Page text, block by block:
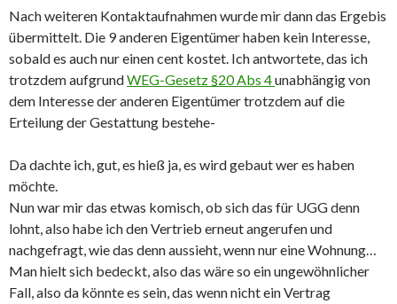
Nach weiteren Kontaktaufnahmen wurde mir dann das Ergebis
übermittelt. Die 9 anderen Eigentümer haben kein Interesse,
sobald es auch nur einen cent kostet. Ich antwortete, das ich
trotzdem aufgrundWEG-Gesetz §20 Abs 4unabhängig von
dem Interesse der anderen Eigentümer trotzdem auf die
Erteilung der Gestattung bestehe-
Da dachte ich, gut, es hieß ja, es wird gebaut wer es haben
möchte.
Nun war mir das etwas komisch, ob sich das für UGG denn
lohnt, also habe ich den Vertrieb erneut angerufen und
nachgefragt, wie das denn aussieht, wenn nur eine Wohnung…
Man hielt sich bedeckt, also das wäre so ein ungewöhnlicher
Fall, also da könnte es sein, das wenn nicht ein Vertrag